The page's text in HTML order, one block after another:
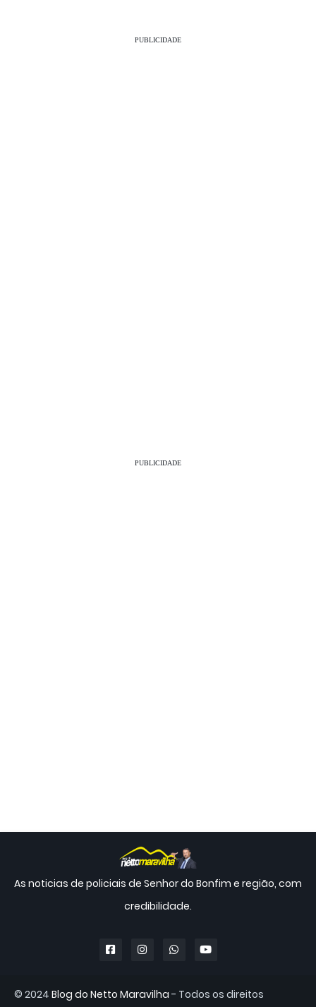
PUBLICIDADE
PUBLICIDADE
As noticias de policiais de Senhor do Bonfim e região, com
credibilidade.
© 2024 Blog do Netto Maravilha - Todos os direitos